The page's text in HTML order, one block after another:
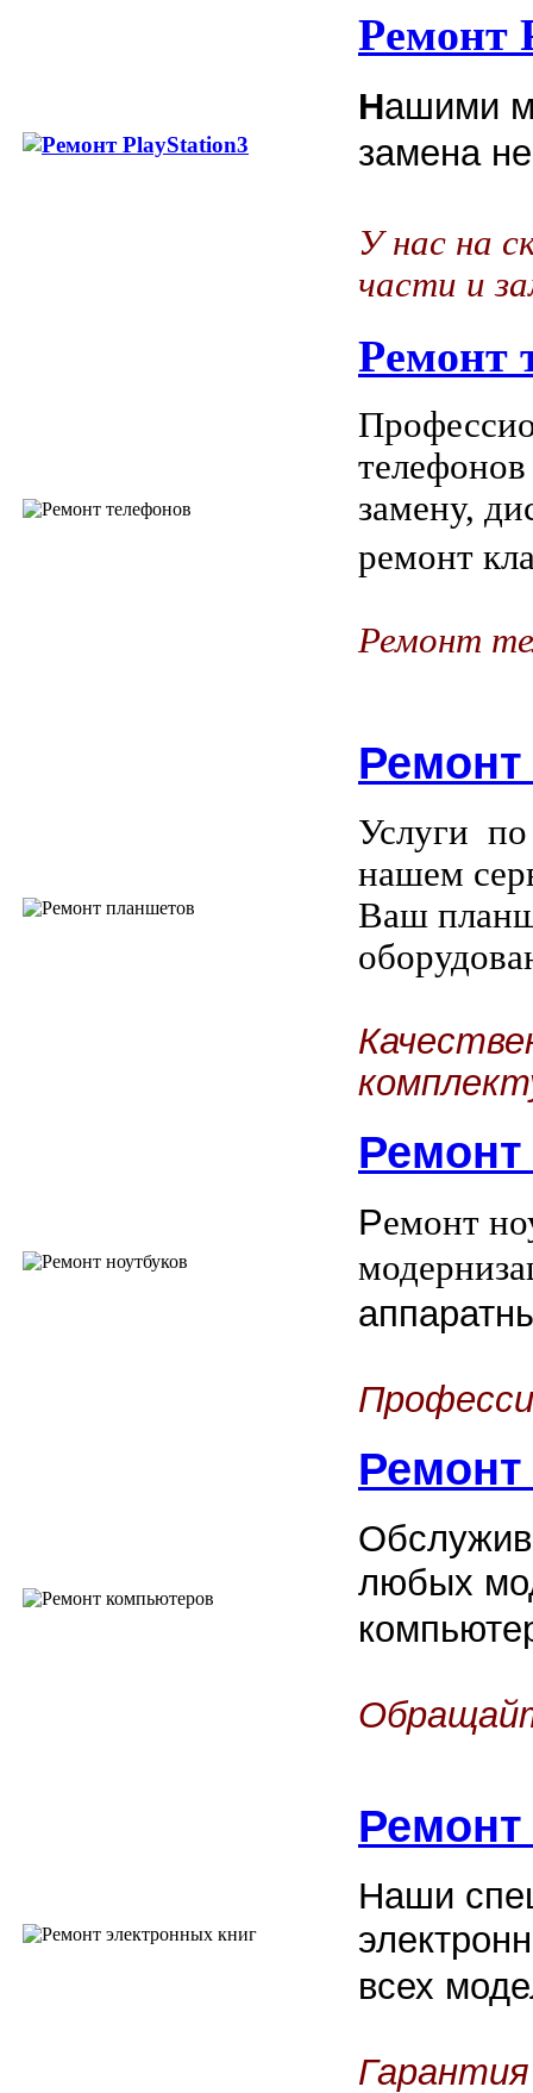
Ремонт
Нашими
замена
У нас на
части и
Ремонт
замену,
ремонт
Ремонт
Услуги
нашем
Ваш
Ремонт
Ремонт
любых
Ремонт
Наши
всех